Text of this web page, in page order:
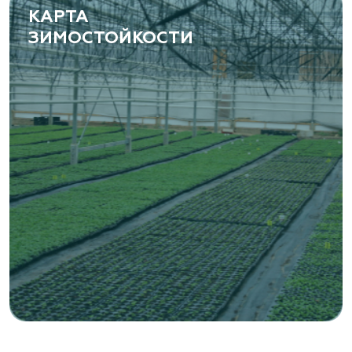
«ВЕНЕВ» питомник растений
Тульская область, Венёвский р-н, село
Борщевое, улица Лесная, д. 13
8 963 224 87 99
https://www.venev1.ru/
«ВЕНЕВ» питомник растений
Тульская область, Венёвский р-н, село
Борщевое, улица Лесная, д. 13
8 963 224 87 99
https://www.venev1.ru/
КАРТА
ЗИМОСТОЙКОСТИ